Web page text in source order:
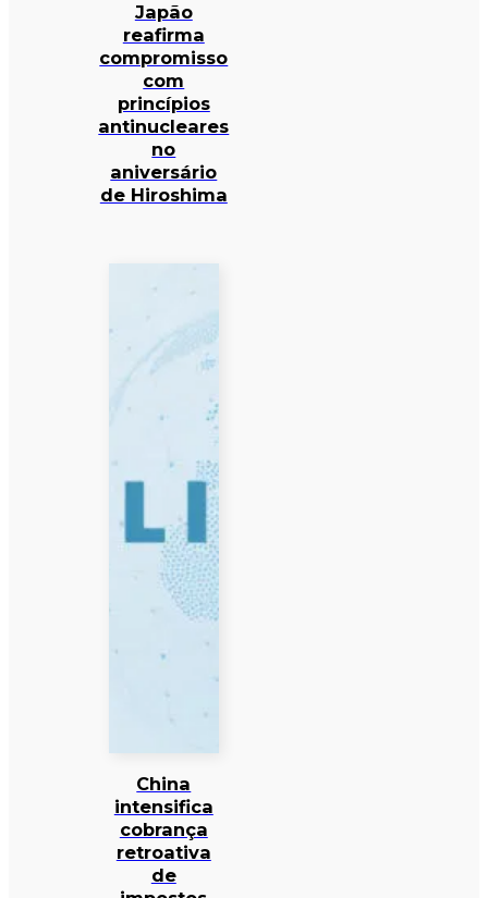
Japão
reafirma
compromisso
com
princípios
antinucleares
no
aniversário
de Hiroshima
China
intensifica
cobrança
retroativa
de